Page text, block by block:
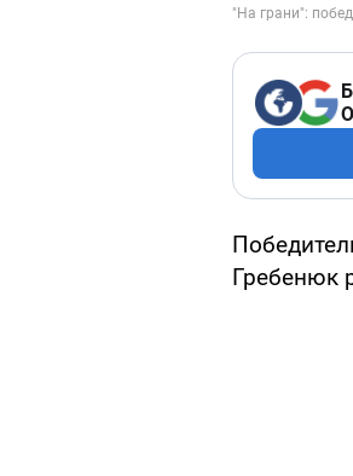
Гребенюк